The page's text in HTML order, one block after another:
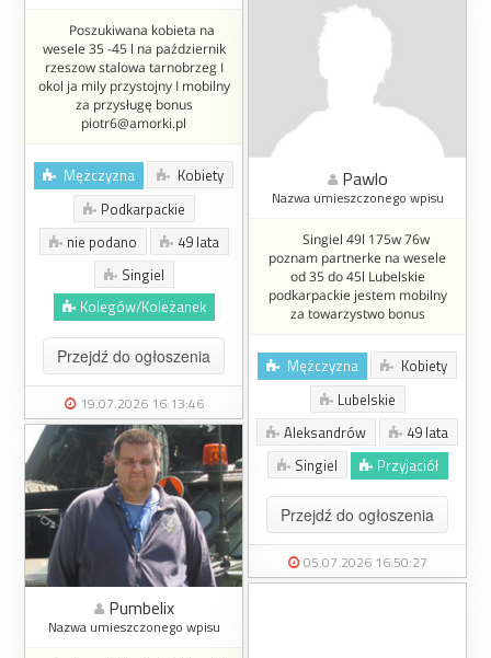
Poszukiwana kobieta na
wesele 35 -45 l na październik
rzeszow stalowa tarnobrzeg I
okol ja mily przystojny I mobilny
za przysługę bonus
piotr6@amorki.pl
Mężczyzna
Kobiety
Podkarpackie
nie podano
49 lata
Singiel
Kolegów/Koleżanek
Przejdź do ogłoszenia
19.07.2026 16:13:46
Pawlo
Nazwa umieszczonego wpisu
Singiel 49l 175w 76w
poznam partnerke na wesele
od 35 do 45l Lubelskie
podkarpackie jestem mobilny
za towarzystwo bonus
Mężczyzna
Kobiety
Lubelskie
Aleksandrów
49 lata
Singiel
Przyjaciół
Przejdź do ogłoszenia
05.07.2026 16:50:27
Pumbelix
Nazwa umieszczonego wpisu